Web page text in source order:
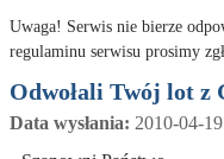
Uwaga! Serwis nie bierze
regulaminu serwisu prosimy
Odwołali Twój lot z
Data wysłania: 2010-04-